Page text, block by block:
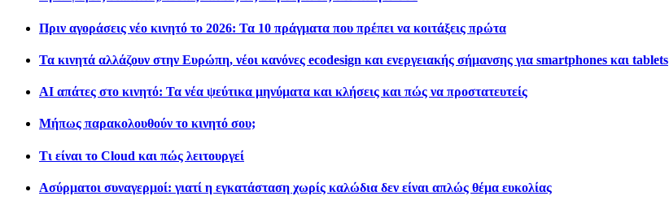
Πριν αγοράσεις νέο κινητό το 2026: Τα 10 πράγματα που πρέπει να κοιτάξεις πρώτα
Τα κινητά αλλάζουν στην Ευρώπη, νέοι κανόνες ecodesign και ενεργειακής σήμανσης για smartphones και tablets
AI απάτες στο κινητό: Τα νέα ψεύτικα μηνύματα και κλήσεις και πώς να προστατευτείς
Μήπως παρακολουθούν το κινητό σου;
Τι είναι το Cloud και πώς λειτουργεί
Ασύρματοι συναγερμοί: γιατί η εγκατάσταση χωρίς καλώδια δεν είναι απλώς θέμα ευκολίας